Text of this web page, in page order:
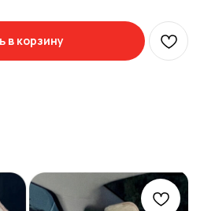
в корзину